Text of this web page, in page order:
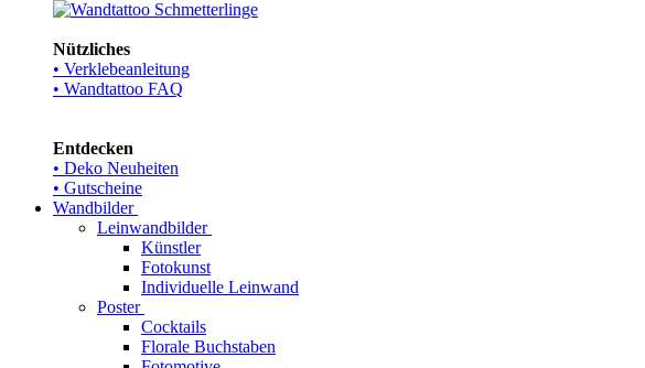
Nützliches
• Verklebeanleitung
• Wandtattoo FAQ
Entdecken
• Deko Neuheiten
• Gutscheine
Wandbilder
Leinwandbilder
Künstler
Fotokunst
Individuelle Leinwand
Poster
Cocktails
Florale Buchstaben